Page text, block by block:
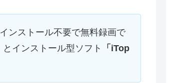
ンストール不要で無料録画で
とインストール型ソフト
「iTop